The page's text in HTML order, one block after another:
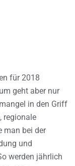
für 2018
geht aber nur
in den Griff
regionale
man bei der
und
werden jährlich